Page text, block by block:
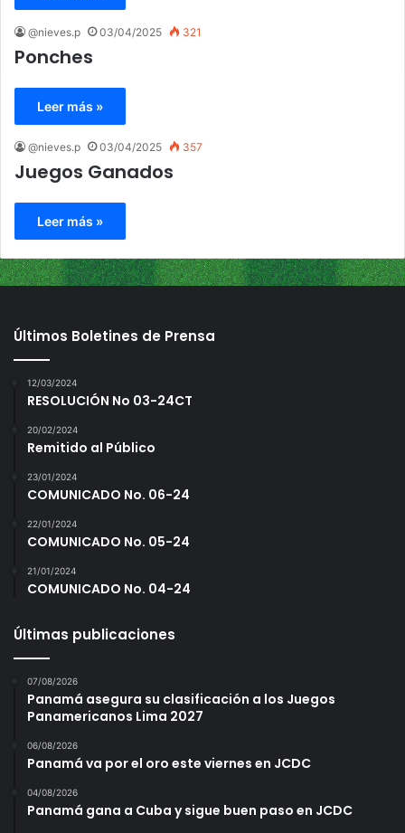
@nieves.p 03/04/2025 321
Ponches
Leer más »
@nieves.p 03/04/2025 357
Juegos Ganados
Leer más »
Últimos Boletines de Prensa
12/03/2024
RESOLUCIÓN No 03-24CT
20/02/2024
Remitido al Público
23/01/2024
COMUNICADO No. 06-24
22/01/2024
COMUNICADO No. 05-24
21/01/2024
COMUNICADO No. 04-24
Últimas publicaciones
07/08/2026
Panamá asegura su clasificación a los Juegos
Panamericanos Lima 2027
06/08/2026
Panamá va por el oro este viernes en JCDC
04/08/2026
Panamá gana a Cuba y sigue buen paso en JCDC